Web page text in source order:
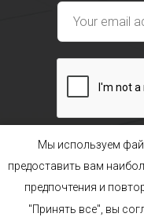
Наши
Мы используем
предоставить вам
предпочтения и
"Принять все", вы